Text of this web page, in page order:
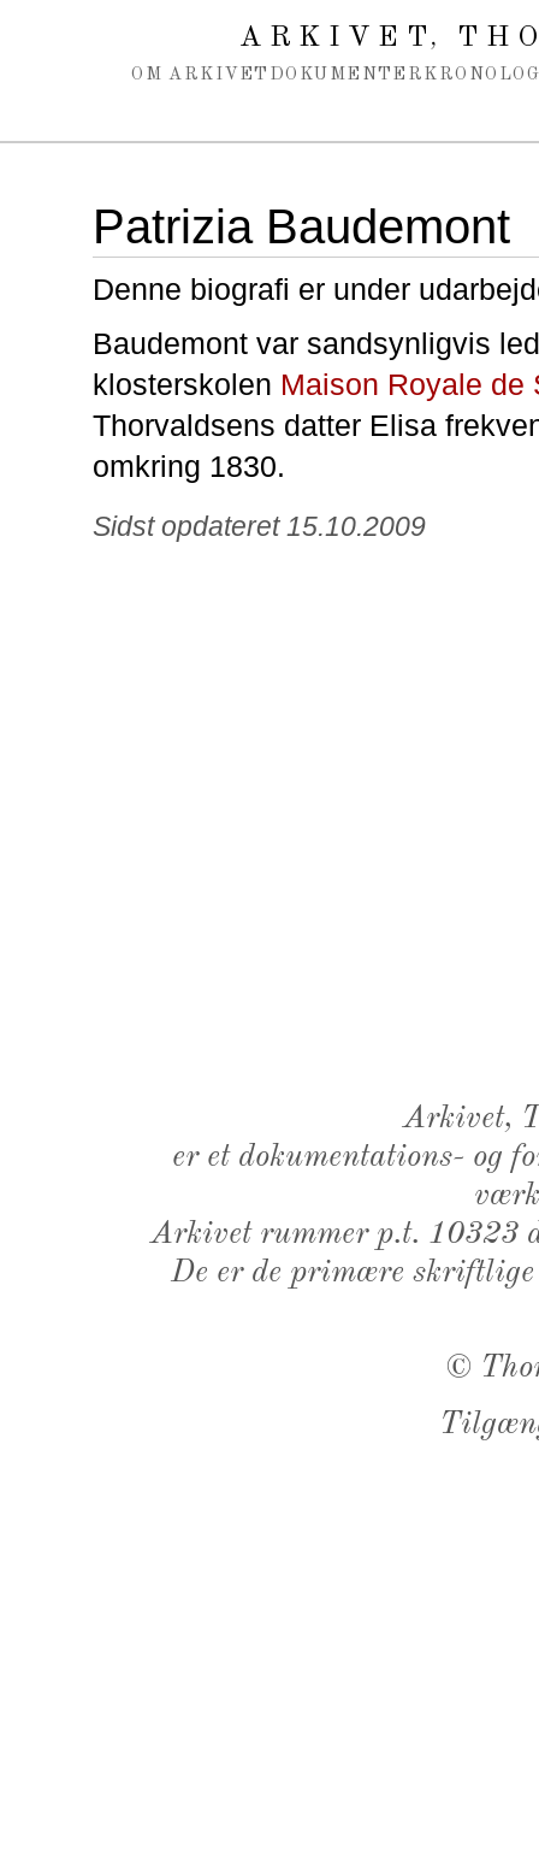
ARKIVET,
OM ARKIVET DOKUMENTER
Patrizia Baudemont
Denne biografi er under
Baudemont var sandsynligvis
klosterskolen Maison Royale de
Thorvaldsens datter Elisa
omkring 1830.
Sidst opdateret 15.10.2009
Arkivet,
er et dokumentations- og
Arkivet rummer p.t. 10323
De er de primære
©